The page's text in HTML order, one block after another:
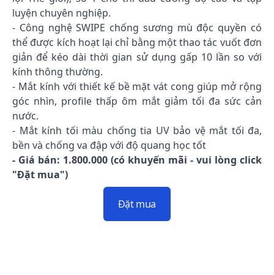
luyện chuyên nghiệp.
- Công nghệ SWIPE chống sương mù độc quyền có
thể được kích hoạt lại chỉ bằng một thao tác vuốt đơn
giản để kéo dài thời gian sử dụng gấp 10 lần so với
kính thông thường.
- Mắt kính với thiết kế bề mặt vát cong giúp mở rộng
góc nhìn, profile thấp ôm mắt giảm tối đa sức cản
nước.
- Mắt kính tối màu chống tia UV bảo vệ mắt tối đa,
bền và chống va đập với độ quang học tốt
- Giá bán: 1.800.000 (có khuyến mãi - vui lòng click
"Đặt mua")
Đặt mua